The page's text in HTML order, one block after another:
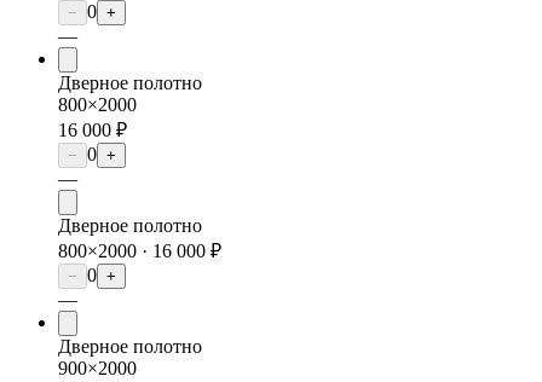
− 0 +
—
Дверное полотно
800×2000
16 000 ₽
− 0 +
—
Дверное полотно
800×2000 · 16 000 ₽
− 0 +
—
Дверное полотно
900×2000